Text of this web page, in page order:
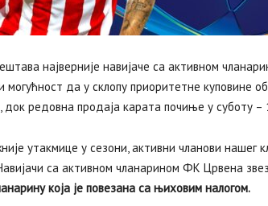
најверније навијаче са активном
да у склопу приоритетне куповине
редовна продаја карата почиње у суботу –
утакмице у сезони, активни чланови нашег
са активном чланарином ФК Црвена
која је повезана са њиховим налогом.